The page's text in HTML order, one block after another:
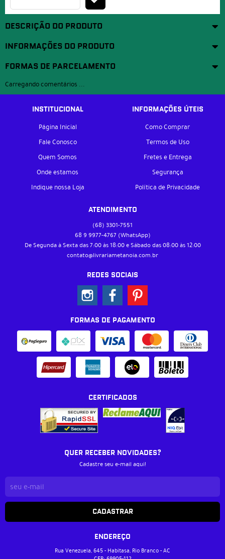
DESCRIÇÃO DO PRODUTO
INFORMAÇÕES DO PRODUTO
FORMAS DE PARCELAMENTO
Carregando comentários ...
INSTITUCIONAL
Página Inicial
Fale Conosco
Quem Somos
Onde estamos
Indique nossa Loja
INFORMAÇÕES ÚTEIS
Como Comprar
Termos de Uso
Fretes e Entrega
Segurança
Política de Privacidade
ATENDIMENTO
(68) 3301-7551
68 9 9977-4767 (WhatsApp)
De Segunda à Sexta das 7:00 às 18:00 e Sábado das 08:00 às 12:00
contato@livrariametanoia.com.br
REDES SOCIAIS
FORMAS DE PAGAMENTO
CERTIFICADOS
QUER RECEBER NOVIDADES?
Cadastre seu e-mail aqui!
CADASTRAR
ENDEREÇO
Rua Venezuela, 645- Habitasa, Rio Branco-AC